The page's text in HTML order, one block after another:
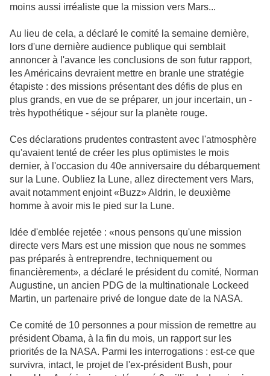
moins aussi irréaliste que la mission vers Mars...
Au lieu de cela, a déclaré le comité la semaine dernière,
lors d'une dernière audience publique qui semblait
annoncer à l'avance les conclusions de son futur rapport,
les Américains devraient mettre en branle une stratégie
étapiste : des missions présentant des défis de plus en
plus grands, en vue de se préparer, un jour incertain, un -
très hypothétique - séjour sur la planète rouge.
Ces déclarations prudentes contrastent avec l'atmosphère
qu'avaient tenté de créer les plus optimistes le mois
dernier, à l'occasion du 40e anniversaire du débarquement
sur la Lune. Oubliez la Lune, allez directement vers Mars,
avait notamment enjoint «Buzz» Aldrin, le deuxième
homme à avoir mis le pied sur la Lune.
Idée d'emblée rejetée : «nous pensons qu'une mission
directe vers Mars est une mission que nous ne sommes
pas préparés à entreprendre, techniquement ou
financièrement», a déclaré le président du comité, Norman
Augustine, un ancien PDG de la multinationale Lockeed
Martin, un partenaire privé de longue date de la NASA.
Ce comité de 10 personnes a pour mission de remettre au
président Obama, à la fin du mois, un rapport sur les
priorités de la NASA. Parmi les interrogations : est-ce que
survivra, intact, le projet de l'ex-président Bush, pour